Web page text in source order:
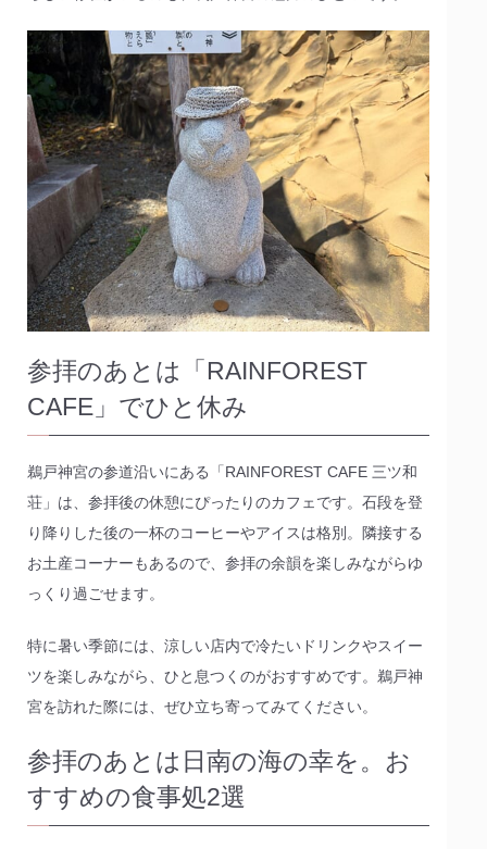
参拝のあとは「RAINFOREST
CAFE」でひと休み
鵜戸神宮の参道沿いにある「RAINFOREST CAFE 三ツ和
荘」は、参拝後の休憩にぴったりのカフェです。石段を登
り降りした後の一杯のコーヒーやアイスは格別。隣接する
お土産コーナーもあるので、参拝の余韻を楽しみながらゆ
っくり過ごせます。
特に暑い季節には、涼しい店内で冷たいドリンクやスイー
ツを楽しみながら、ひと息つくのがおすすめです。鵜戸神
宮を訪れた際には、ぜひ立ち寄ってみてください。
参拝のあとは日南の海の幸を。お
すすめの食事処2選